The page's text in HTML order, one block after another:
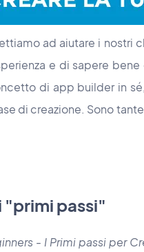
ad aiutare i nostri
e di sapere
di app builder in
di creazione. Sono
"primi passi"
- I Primi passi per